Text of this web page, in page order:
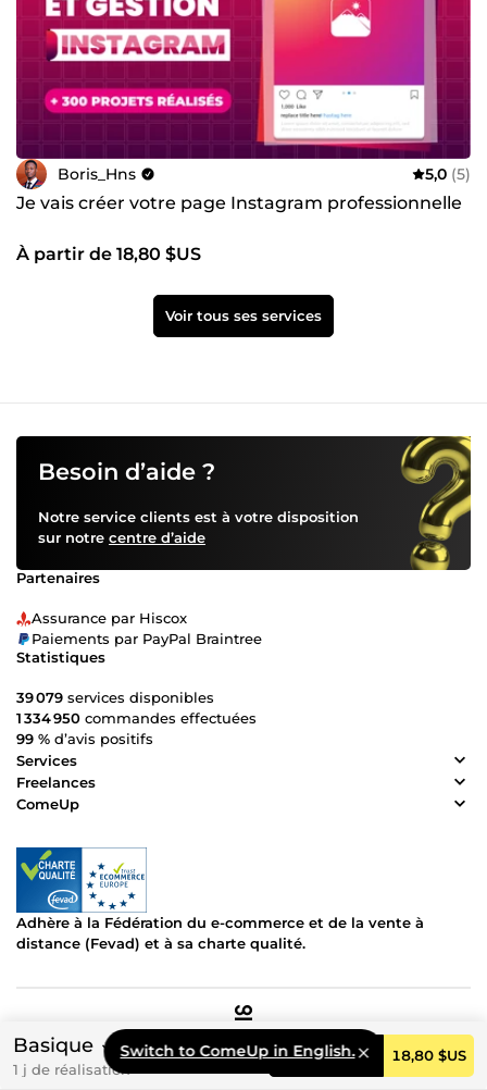
Basique
1 j de réalisation
Commander 18,80 $US
Boris_Hns 5,0 (5)
Je vais créer votre page Instagram professionnelle
À partir de 18,80 $US
Voir tous ses services
Switch to ComeUp in English.
Besoin d’aide ?
Notre service clients est à votre disposition
sur notre centre d’aide
Partenaires
Assurance par Hiscox
Paiements par PayPal Braintree
Statistiques
39 079 services disponibles
1 334 950 commandes effectuées
99 % d’avis positifs
Services
Freelances
ComeUp
Adhère à la Fédération du e-commerce et de la vente à
distance (Fevad) et à sa charte qualité.
© 2026 5EUROS SAS
Conditions générales